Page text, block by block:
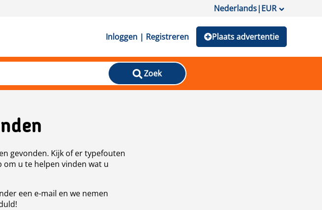
Nederlands|EUR
Inloggen | Registreren Plaats advertentie
Zoek
gevonden. Kijk of er typefouten
om u te helpen vinden wat u
een e-mail en we nemen